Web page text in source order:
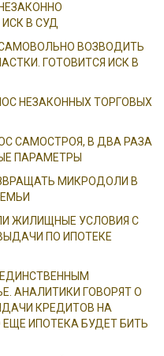
В СУД
ВОЗВОДИТЬ
ГОТОВИТСЯ ИСК В
НЕЗАКОННЫХ ТОРГОВЫХ
САМОСТРОЯ, В ДВА РАЗА
ПАРАМЕТРЫ
МИКРОДОЛИ В
ЖИЛИЩНЫЕ УСЛОВИЯ С
ПО ИПОТЕКЕ
АНАЛИТИКИ ГОВОРЯТ О
КРЕДИТОВ НА
ИПОТЕКА БУДЕТ БИТЬ